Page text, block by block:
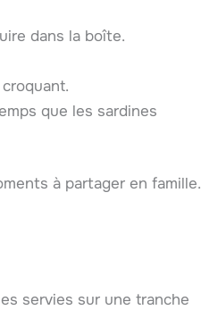
dans la boîte.
que les sardines
à partager en famille.
servies sur une tranche